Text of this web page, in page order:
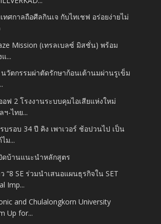
ทศกาลถือศีลกินเจ กับไทเชฟ อร่อยง่ายไม่
Mission (เทรลเบลซ์ มิสชั่น) พร้อม
...
วัตกรรมผ่าตัดรักษาก้อนเต้านมผ่านรูเข็ม
อฟ 2 โรงงานระบบคุมไอเสียแห่งใหม่
ฯ-ไทย...
บรอบ 34 ปี คิง เพาเวอร์ ช้อปวนไป เป็น
ม...
ดบ้านแนะนำหลักสูตร
“8 SE ร่วมนำเสนอแผนธุรกิจใน SET
Imp...
and Chulalongkorn University
Up for...